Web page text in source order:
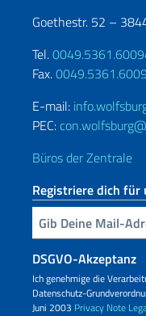
Goethestr. 52 –
Tel.
Fax.
E-mail:
PEC:
Büros der Zentrale
Registriere dich
Geben Sie Ihre E-Mail ein
DSGVO-Akzeptanz
Ich genehmige die
Datenschutz-
Juni 2003 Privacy Note